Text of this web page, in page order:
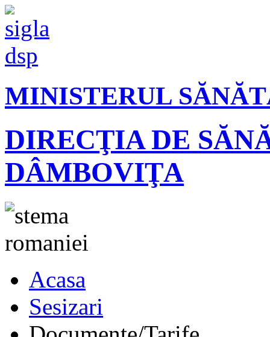
MINISTERUL
DIRECŢIA DE
DÂMBOVIŢA
Acasa
Sesizari